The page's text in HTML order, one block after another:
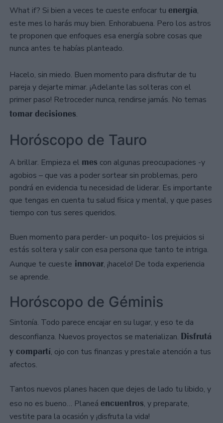
What if? Si bien a veces te cueste enfocar tu energía,
este mes lo harás muy bien. Enhorabuena. Pero los astros
te proponen que enfoques esa energía sobre cosas que
nunca antes te habías planteado.
Hacelo, sin miedo. Buen momento para disfrutar de tu
pareja y dejarte mimar. ¡Adelante las solteras con el
primer paso! Retroceder nunca, rendirse jamás. No temas
tomar decisiones.
Horóscopo de Tauro
A brillar. Empieza el mes con algunas preocupaciones -y
agobios – que vas a poder sortear sin problemas, pero
pondrá en evidencia tu necesidad de liderar. Es importante
que tengas en cuenta tu salud física y mental, y que pases
tiempo con tus seres queridos.
Buen momento para perder- un poquito- los prejuicios si
estás soltera y salir con esa persona que tanto te intriga.
Aunque te cueste innovar, ¡hacelo! De toda experiencia
se aprende.
Horóscopo de Géminis
Sintonía. Todo parece encajar en su lugar, y eso te da
desconfianza. Nuevos proyectos se materializan. Disfrutá
y compartí, ojo con tus finanzas y prestale atención a tus
afectos.
Tantos nuevos planes hacen que dejes de lado tu libido, y
eso no es bueno… Planeá encuentros, y preparate,
vestite para la ocasión y ¡disfruta la vida!